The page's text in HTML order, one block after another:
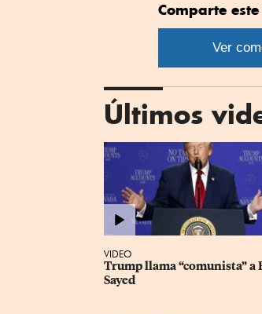
Comparte
Ver
Últimos
VIDEO
Trump llama “comunista” a
Sayed